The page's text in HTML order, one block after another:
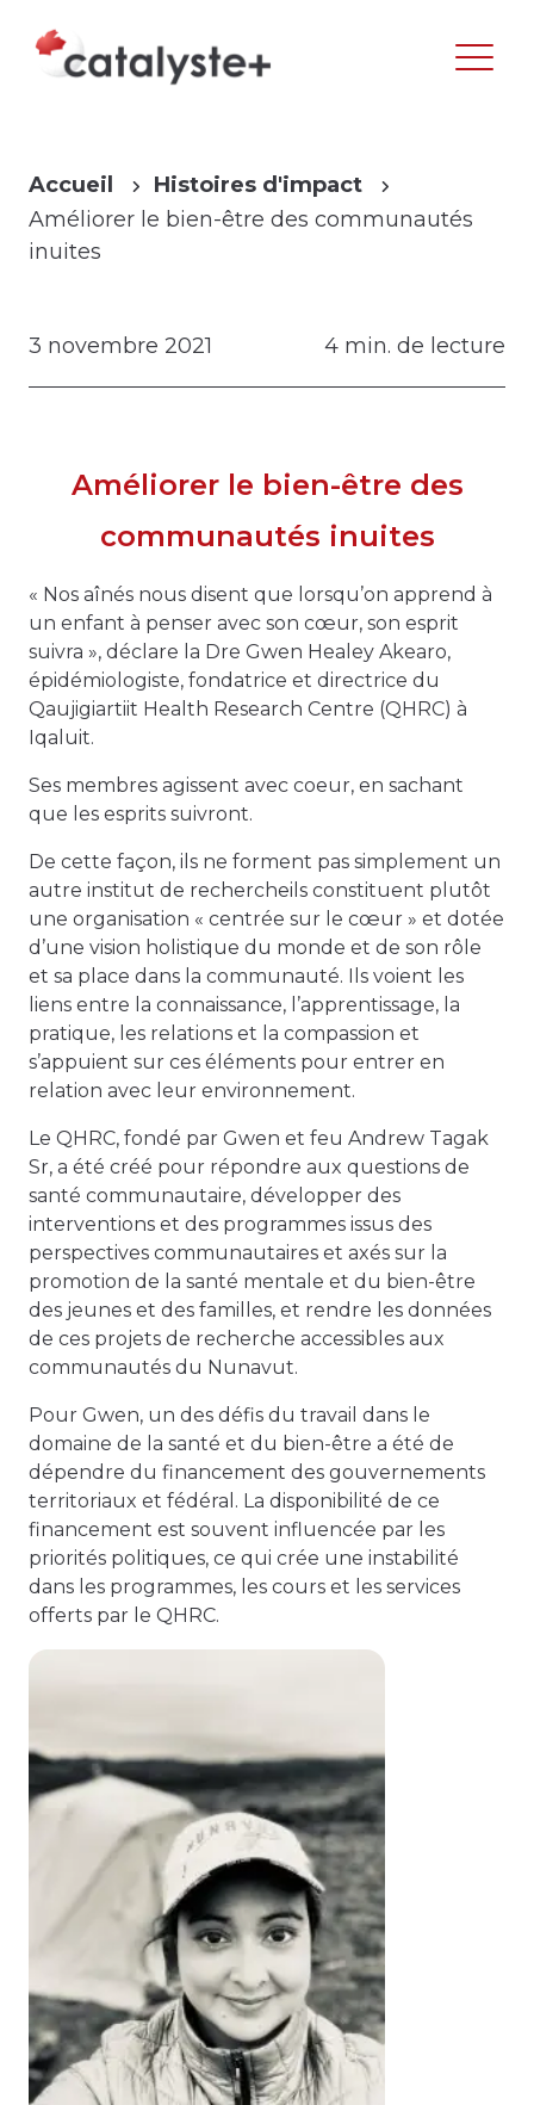
Accueil
Histoires d'impact
Améliorer le bien-être des communautés
inuites
3 novembre 2021 4 min. de lecture
Améliorer le bien-être des
communautés inuites
« Nos aînés nous disent que lorsqu’on apprend à
un enfant à penser avec son cœur, son esprit
suivra », déclare la Dre Gwen Healey Akearo,
épidémiologiste, fondatrice et directrice du
Qaujigiartiit Health Research Centre (QHRC) à
Iqaluit.
Ses membres agissent avec coeur, en sachant
que les esprits suivront.
De cette façon, ils ne forment pas simplement un
autre institut de rechercheils constituent plutôt
une organisation « centrée sur le cœur » et dotée
d’une vision holistique du monde et de son rôle
et sa place dans la communauté. Ils voient les
liens entre la connaissance, l’apprentissage, la
pratique, les relations et la compassion et
s’appuient sur ces éléments pour entrer en
relation avec leur environnement.
Le QHRC, fondé par Gwen et feu Andrew Tagak
Sr, a été créé pour répondre aux questions de
santé communautaire, développer des
interventions et des programmes issus des
perspectives communautaires et axés sur la
promotion de la santé mentale et du bien-être
des jeunes et des familles, et rendre les données
de ces projets de recherche accessibles aux
communautés du Nunavut.
Pour Gwen, un des défis du travail dans le
domaine de la santé et du bien-être a été de
dépendre du financement des gouvernements
territoriaux et fédéral. La disponibilité de ce
financement est souvent influencée par les
priorités politiques, ce qui crée une instabilité
dans les programmes, les cours et les services
offerts par le QHRC.